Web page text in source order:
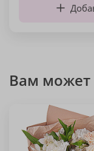
Вам может